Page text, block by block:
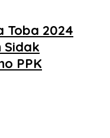
Toba 2024
Sidak
PPK